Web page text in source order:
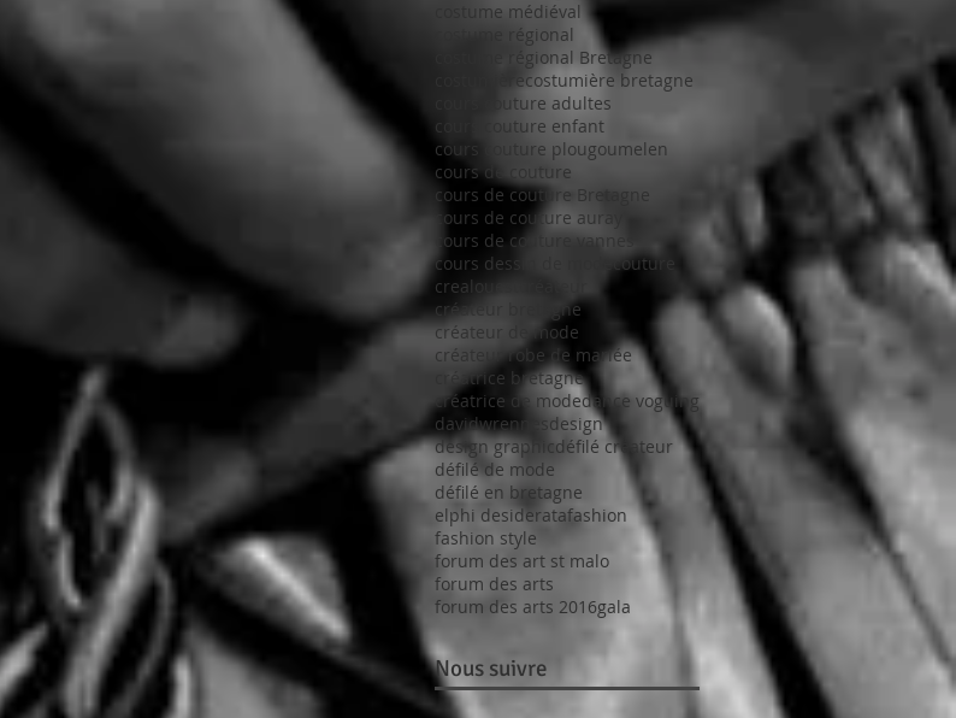
costume médiéval
costume régional
costume régional Bretagne
costumièrecostumière bretagne
cours couture adultes
cours couture enfant
cours couture plougoumelen
cours de couture
cours de couture Bretagne
cours de couture auray
cours de couture vannes
cours dessin de mode
couture
crealouest
créateur bretagne
créateur de mode
créateur robe de mariée
créatrice bretagne
créatrice de modedance voguing
davidwrennesdesign
design graphicdéfilé créateur
défilé de mode
défilé en bretagne
elphi desideratafashion
fashion style
forum des art st malo
forum des arts
forum des arts 2016gala
Nous suivre